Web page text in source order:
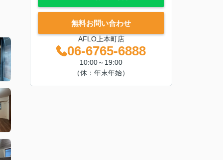
無料お問い合わせ
AFLO上本町店
06-6765-6888
10:00～19:00
（休：年末年始）